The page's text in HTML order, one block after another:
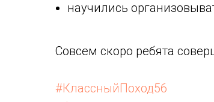
научились
Совсем скоро ребята
#КлассныйПоход56